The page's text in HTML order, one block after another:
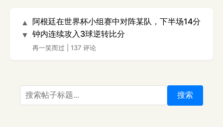
▲
▼
阿根廷在世界杯小组赛中对阵某队，下半场14分
钟内连续攻入3球逆转比分
再一笑而过 137 评论
搜索